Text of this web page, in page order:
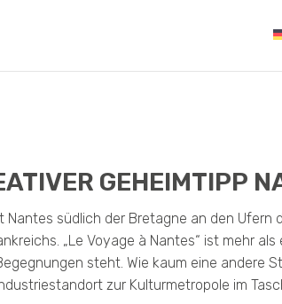
GEHEIMTIPP
Nantes südlich der Bretagne an den
„Le Voyage à Nantes“ ist mehr
steht. Wie kaum eine
zur Kulturmetropole im